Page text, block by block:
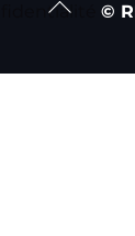
Back
Top
©